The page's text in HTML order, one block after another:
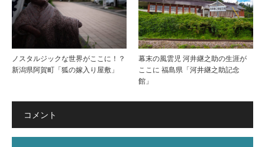
ノスタルジックな世界がここに！？
新潟県阿賀町「狐の嫁入り屋敷」
幕末の風雲児 河井継之助の生涯が
ここに 福島県「河井継之助記念
館」
コメント